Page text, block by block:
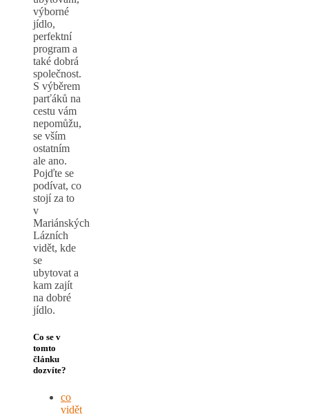
výborné
jídlo,
perfektní
program a
také dobrá
společnost.
S výběrem
parťáků na
cestu vám
nepomůžu,
se vším
ostatním
ale ano.
Pojďte se
podívat, co
stojí za to
v
Mariánských
Lázních
vidět, kde
se
ubytovat a
kam zajít
na dobré
jídlo.
Co se v
tomto
článku
dozvíte?
co
vidět